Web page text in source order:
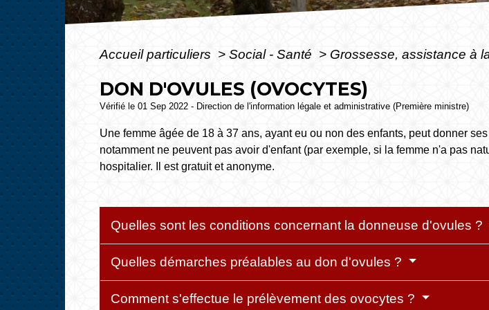
Accueil particuliers > Social - Santé > Grossesse, assistance à
DON D'OVULES (OVOCYTES)
Vérifié le 01 Sep 2022 - Direction de l'information légale et administrative (Première ministre)
Une femme âgée de 18 à 37 ans, ayant eu ou non des enfants, peut donner
notamment ne peuvent pas avoir d'enfant (par exemple, si la femme n'a pas
hospitalier. Il est gratuit et anonyme.
Quelles sont les conditions concernant la donneuse d'ovules ?
Quelles démarches préalables au don d'ovules ?
Comment s'effectue le prélèvement des ovocytes ?